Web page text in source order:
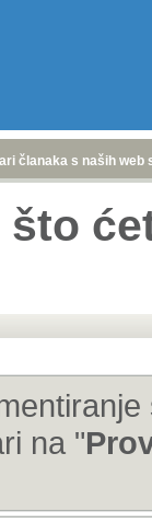
članaka s naših web
na "